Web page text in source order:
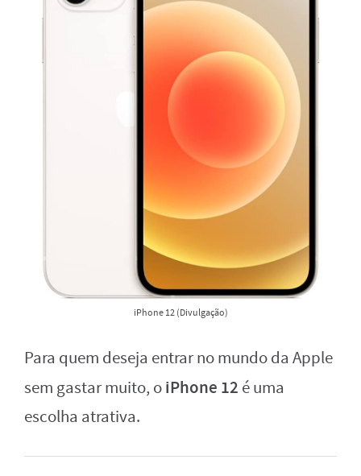
iPhone 12 (Divulgação)
Para quem deseja entrar no mundo da Apple
sem gastar muito, oiPhone 12 é uma
escolha atrativa.